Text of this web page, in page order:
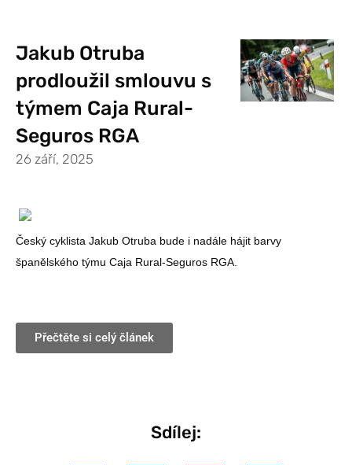
Jakub Otruba
prodloužil smlouvu s
týmem Caja Rural-
Seguros RGA
26 září, 2025
Český cyklista Jakub Otruba bude i nadále hájit barvy
španělského týmu Caja Rural-Seguros RGA.
Přečtěte si celý článek
Sdílej: